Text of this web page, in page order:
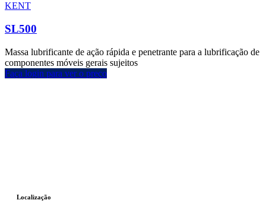
KENT
SL500
Massa lubrificante de ação rápida e penetrante para a lubrificação de
componentes móveis gerais sujeitos
Faça login para ver o preço
Localização